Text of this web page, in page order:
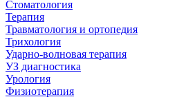
Стоматология
Терапия
Травматология и ортопедия
Трихология
Ударно-волновая терапия
УЗ диагностика
Урология
Физиотерапия